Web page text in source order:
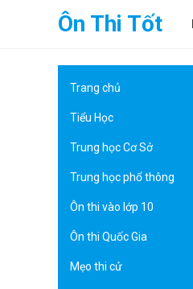
Ôn Thi Tốt
Trang chủ
Tiểu Học
Trung học Cơ Sở
Trung học phổ thông
Ôn thi vào lớp 10
Ôn thi Quốc Gia
Mẹo thi cử